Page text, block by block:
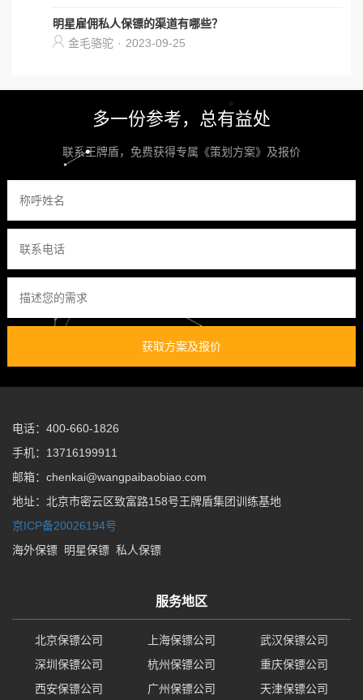
明星雇佣私人保镖的渠道有哪些？
金毛骆驼 · 2023-09-25
多一份参考，总有益处
联系王牌盾，免费获得专属《策划方案》及报价
获取方案及报价
电话：400-660-1826
手机：13716199911
邮箱：chenkai@wangpaibaobiao.com
地址：北京市密云区致富路158号王牌盾集团训练基地
京ICP备20026194号
海外保镖
明星保镖 私人保镖
服务地区
北京保镖公司 上海保镖公司
武汉保镖公司
深圳保镖公司
杭州保镖公司
重庆保镖公司
西安保镖公司
广州保镖公司 天津保镖公司